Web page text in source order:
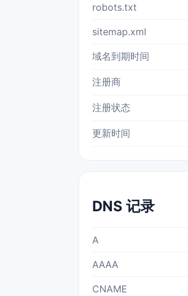
robots.txt
sitemap.xml
域名到期时间
注册商
注册状态
更新时间
DNS 记录
A
AAAA
CNAME